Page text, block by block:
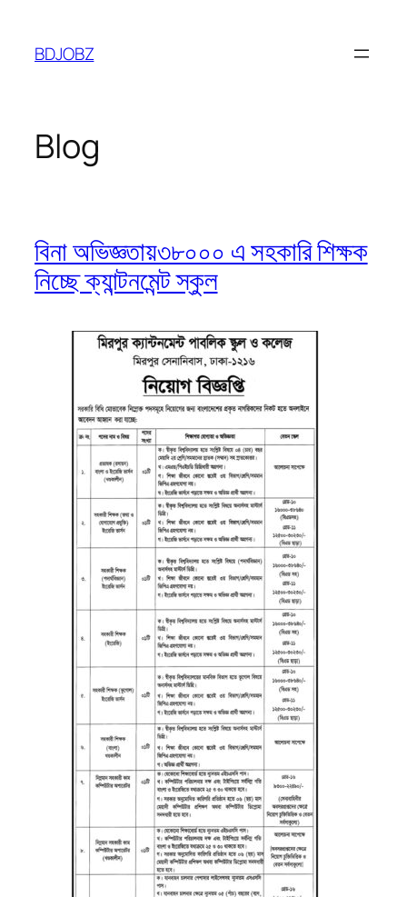
content
BDJOBZ
Blog
বিনা অভিজ্ঞতায়৩৮০০০ এ সহকারি শিক্ষক
নিচ্ছে ক্যান্টনমেন্ট স্কুল